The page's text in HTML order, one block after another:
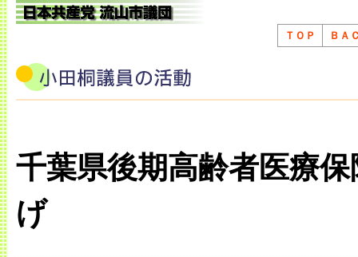
ＴＯＰ ＢＡ
千葉県後期高齢者医療
げ